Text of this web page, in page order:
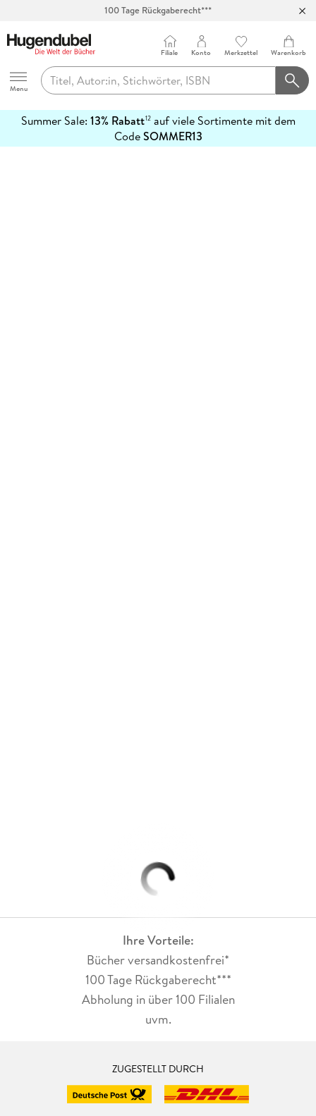
100 Tage Rückgaberecht***
Hugendubel
Menu
Filiale Konto Merkzettel Warenkorb
Summer Sale: 13% Rabatt12auf viele Sortimente mit dem
CodeSOMMER13
erfahren
Ihre Vorteile:
Bücher versandkostenfrei*
100 Tage Rückgaberecht***
Abholung in über 100 Filialen
uvm.
ZUGESTELLT DURCH